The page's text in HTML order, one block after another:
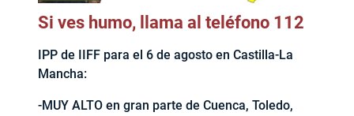
Si ves humo, llama al teléfono 112
IPP de IIFF para el 6 de agosto en Castilla-La
Mancha:
-MUY ALTO en gran parte de Cuenca, Toledo,